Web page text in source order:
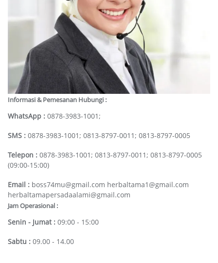
Informasi & Pemesanan Hubungi :
WhatsApp : 0878-3983-1001;
SMS : 0878-3983-1001; 0813-8797-0011; 0813-8797-0005
Telepon : 0878-3983-1001; 0813-8797-0011; 0813-8797-0005
(09:00-15:00)
Email : boss74mu@gmail.com herbaltama1@gmail.com
herbaltamapersadaalami@gmail.com
Jam Operasional :
Senin - Jumat : 09:00 - 15:00
Sabtu : 09.00 - 14.00